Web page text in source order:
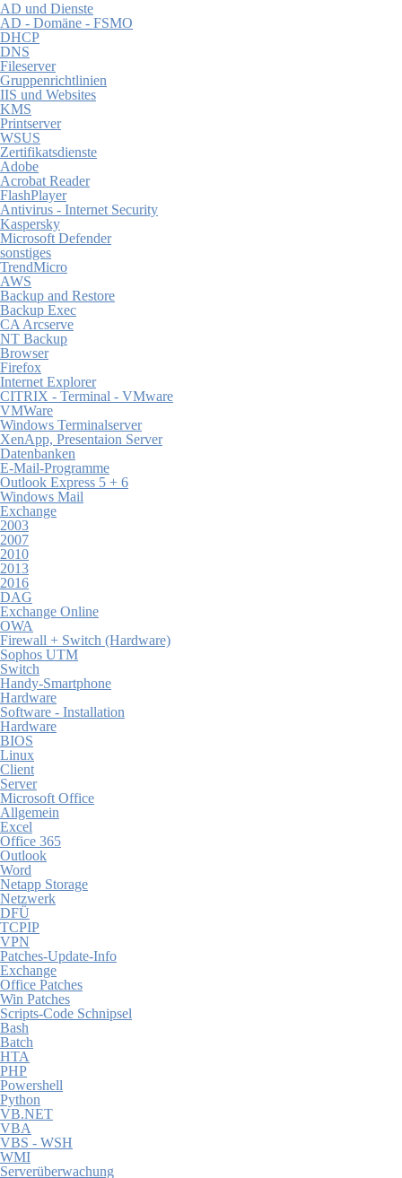
AD und Dienste
AD - Domäne - FSMO
DHCP
DNS
Fileserver
Gruppenrichtlinien
IIS und Websites
KMS
Printserver
WSUS
Zertifikatsdienste
Adobe
Acrobat Reader
FlashPlayer
Antivirus - Internet Security
Kaspersky
Microsoft Defender
sonstiges
TrendMicro
AWS
Backup and Restore
Backup Exec
CA Arcserve
NT Backup
Browser
Firefox
Internet Explorer
CITRIX - Terminal - VMware
VMWare
Windows Terminalserver
XenApp, Presentaion Server
Datenbanken
E-Mail-Programme
Outlook Express 5 + 6
Windows Mail
Exchange
2003
2007
2010
2013
2016
DAG
Exchange Online
OWA
Firewall + Switch (Hardware)
Sophos UTM
Switch
Handy-Smartphone
Hardware
Software - Installation
Hardware
BIOS
Linux
Client
Server
Microsoft Office
Allgemein
Excel
Office 365
Outlook
Word
Netapp Storage
Netzwerk
DFÜ
TCPIP
VPN
Patches-Update-Info
Exchange
Office Patches
Win Patches
Scripts-Code Schnipsel
Bash
Batch
HTA
PHP
Powershell
Python
VB.NET
VBA
VBS - WSH
WMI
Serverüberwachung